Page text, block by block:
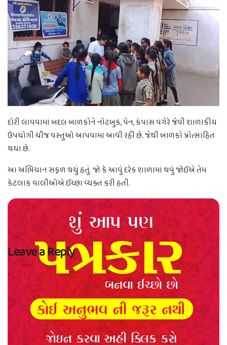
દોરી લાવવામાં બદલ બાળકોને નોટબુક, પેન, કંપાસ વગેરે જેવી શાળાકીય
ઉપયોગી ચીજ વસ્તુઓ આપવામાં આવી રહી છે. જેથી બાળકો પ્રોત્સાહિત
થયા છે.
આ અભિયાન સફળ થયું હતું. જો કે આવું દરેક શાળામાં થવું જોઈએ તેમ
કેટલાક વાલીઓએ ઈચ્છા વ્યક્ત કરી હતી.
Leave a Reply
Your email address will not be published.Required fields are marked*
Comment*